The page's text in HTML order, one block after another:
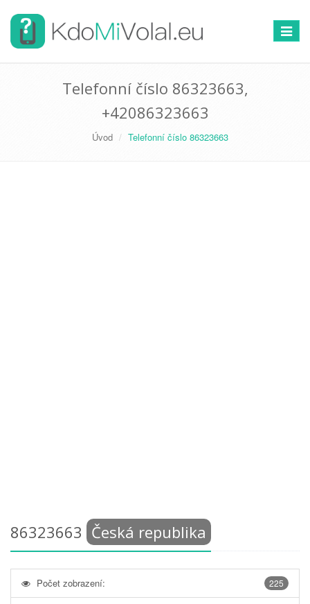
Telefonní číslo 86323663,
+42086323663
Úvod Telefonní číslo 86323663
86323663 Česká republika
225
Počet zobrazení: